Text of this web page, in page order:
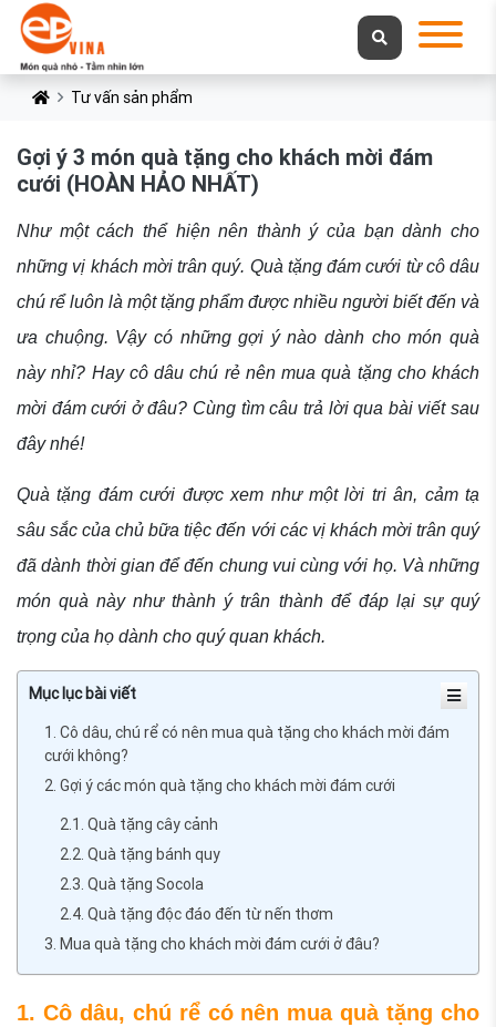
Tư vấn sản phẩm
Gợi ý 3 món quà tặng cho khách mời đám
cưới (HOÀN HẢO NHẤT)
Như một cách thể hiện nên thành ý của bạn dành cho
những vị khách mời trân quý. Quà tặng đám cưới từ cô dâu
chú rể luôn là một tặng phẩm được nhiều người biết đến và
ưa chuộng. Vậy có những gợi ý nào dành cho món quà
này nhỉ? Hay cô dâu chú rẻ nên mua quà tặng cho khách
mời đám cưới ở đâu? Cùng tìm câu trả lời qua bài viết sau
đây nhé!
Quà tặng đám cưới được xem như một lời tri ân, cảm tạ
sâu sắc của chủ bữa tiệc đến với các vị khách mời trân quý
đã dành thời gian để đến chung vui cùng với họ. Và những
món quà này như thành ý trân thành để đáp lại sự quý
trọng của họ dành cho quý quan khách.
Mục lục bài viết
1. Cô dâu, chú rể có nên mua quà tặng cho khách mời đám
cưới không?
2. Gợi ý các món quà tặng cho khách mời đám cưới
2.1. Quà tặng cây cảnh
2.2. Quà tặng bánh quy
2.3. Quà tặng Socola
2.4. Quà tặng độc đáo đến từ nến thơm
3. Mua quà tặng cho khách mời đám cưới ở đâu?
1. Cô dâu, chú rể có nên mua quà tặng cho